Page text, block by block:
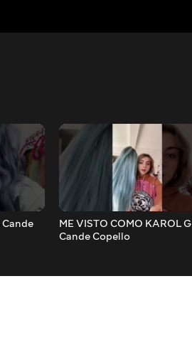
ME VISTO COMO KAROL G
Cande Copello